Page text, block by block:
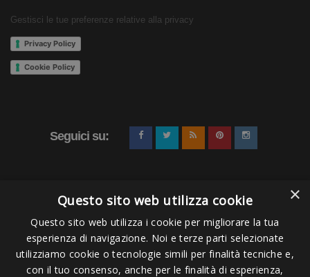
Gestisci le tue preferenze relative alla privacy
Privacy Policy
Cookie Policy
Seguici su:
Pagamenti Accettati
×
Questo sito web utilizza cookie
Questo sito web utilizza i cookie per migliorare la tua
esperienza di navigazione. Noi e terze parti selezionate
utilizziamo cookie o tecnologie simili per finalità tecniche e,
con il tuo consenso, anche per le finalità di esperienza,